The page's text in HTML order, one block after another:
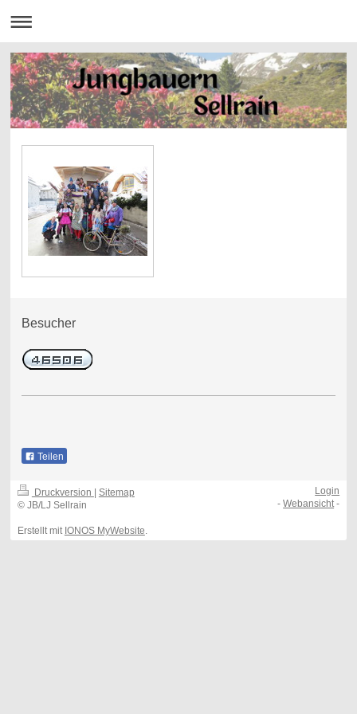
Besucher
Teilen
Druckversion | Sitemap
© JB/LJ Sellrain
Erstellt mit IONOS MyWebsite
Login
-Webansicht -